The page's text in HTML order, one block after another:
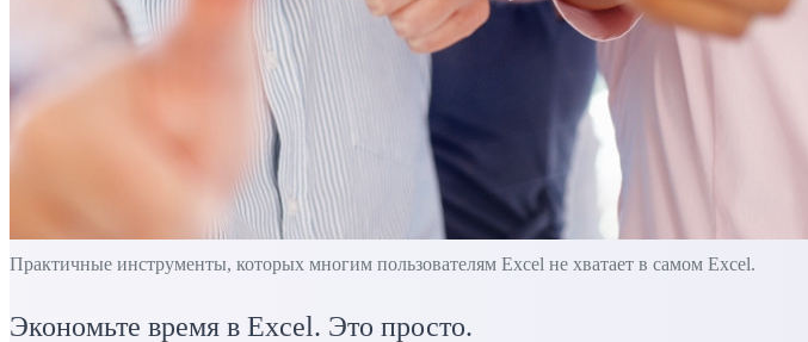
Практичные инструменты, которых многим пользователям Excel не хватает в самом Excel.
Экономьте время в Excel. Это просто.